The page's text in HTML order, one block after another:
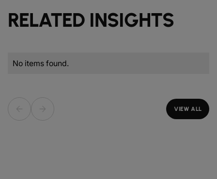
RELATED INSIGHTS
No items found.
VIEW ALL